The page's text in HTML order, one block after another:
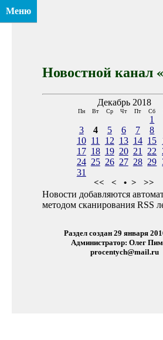
Меню
Новостной канал
Декабрь 2018
Пн Вт Ср Чт Пт Сб
1
3
4 5 6 7 8
10 11 12 13 14 15
17 18 19 20 21 22
24 25 26 27 28 29
31
<< < • > >>
Новости добавляются
методом сканирования RSS
Раздел создан 29 января
Администратор: Олег
procentych@mail.ru